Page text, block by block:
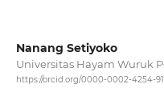
Nanang Setiyoko
Universitas Hayam Wuruk
https://orcid.org/0000-0002-4254-